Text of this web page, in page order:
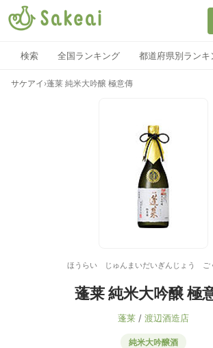
検索 全国ランキング 都道府県別ランキ
サケアイ ›蓬莱 純米大吟醸 極意傳
ほうらい じゅんまいだいぎんじょう ご
蓬莱 純米大吟醸 極
蓬莱 / 渡辺酒造店
純米大吟醸酒